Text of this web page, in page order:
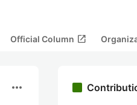
Official Column open_in_new
more_horiz